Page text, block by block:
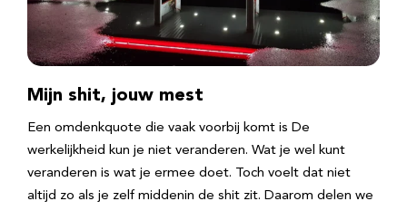
Mijn shit, jouw mest
Een omdenkquote die vaak voorbij komt is De
werkelijkheid kun je niet veranderen. Wat je wel kunt
veranderen is wat je ermee doet. Toch voelt dat niet
altijd zo als je zelf middenin de shit zit. Daarom delen we